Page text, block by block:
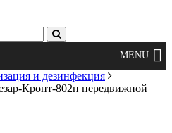
и дезинфекция
Кронт-802п передвижной